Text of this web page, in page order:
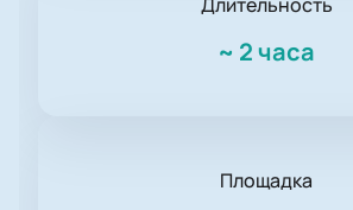
~ 2 часа
Площадка